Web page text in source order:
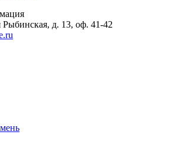
Рыбинская, д. 13, оф. 41-42